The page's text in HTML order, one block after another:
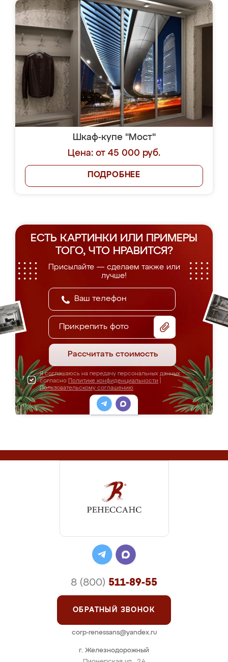
Шкаф-купе "Мост"
Цена: от 45 000 руб.
ПОДРОБНЕЕ
ЕСТЬ КАРТИНКИ ИЛИ ПРИМЕРЫ
ТОГО, ЧТО НРАВИТСЯ?
Присылайте — сделаем также или
лучше!
Прикрепить фото
Рассчитать стоимость
Я соглашаюсь на передачу персональных данных
согласно Политике конфиденциальности
Пользовательскому соглашению
г. Железнодорожный
8 (800) 511-89-55
ОБРАТНЫЙ ЗВОНОК
corp-renessans@yandex.ru